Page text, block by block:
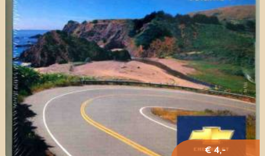
€ 4,-